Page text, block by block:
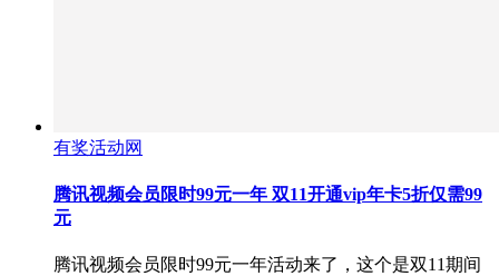
有奖活动网
腾讯视频会员限时99元一年 双11开通vip年卡5折仅需99
元
腾讯视频会员限时99元一年活动来了，这个是双11期间